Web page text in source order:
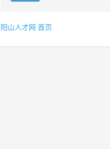
阳山人才网 首页